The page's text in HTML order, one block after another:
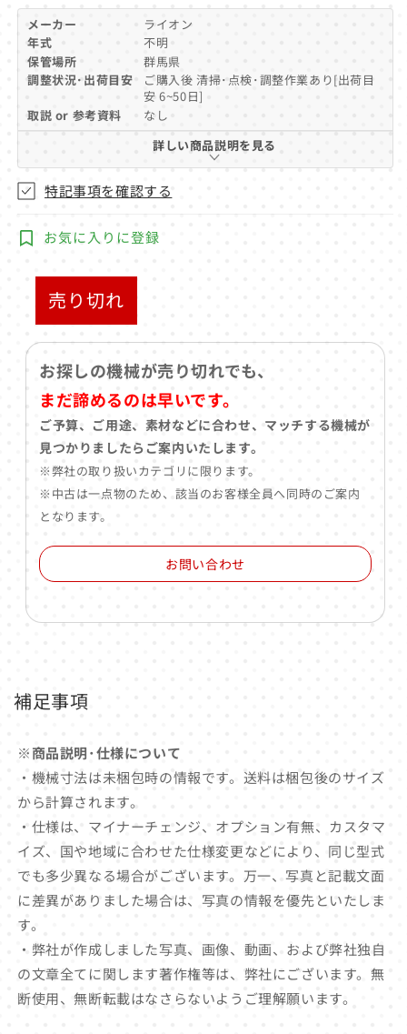
く
メーカー
ライオン
年式
不明
保管場所
群馬県
調整状況･出荷目安
ご購入後 清掃･点検･調整作業あり[出荷目
安 6~50日]
取説 or 参考資料
なし
詳しい商品説明を見る
特記事項を確認する
お気に入りに登録
売り切れ
お探しの機械が売り切れでも、
まだ諦めるのは早いです。
ご予算、ご用途、素材などに合わせ、マッチする機械が
見つかりましたらご案内いたします。
※弊社の取り扱いカテゴリに限ります。
※中古は一点物のため、該当のお客様全員へ同時のご案内
となります。
お問い合わせ
補足事項
※商品説明･仕様について
・機械寸法は未梱包時の情報です。送料は梱包後のサイズ
から計算されます。
・仕様は、マイナーチェンジ、オプション有無、カスタマ
イズ、国や地域に合わせた仕様変更などにより、同じ型式
でも多少異なる場合がございます。万一、写真と記載文面
に差異がありました場合は、写真の情報を優先といたしま
す。
・弊社が作成しました写真、画像、動画、および弊社独自
の文章全てに関します著作権等は、弊社にございます。無
断使用、無断転載はなさらないようご理解願います。